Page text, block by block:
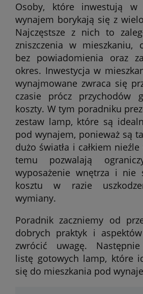
Osoby, które inwestują w
wynajem borykają się z
Najczęstsze z nich to
zniszczenia w mieszkaniu,
bez powiadomienia oraz
okres. Inwestycja w
wynajmowane zwraca się
czasie prócz przychodów
koszty. W tym poradniku
zestaw lamp, które są
pod wynajem, ponieważ są
dużo światła i całkiem
temu pozwalają
wyposażenie wnętrza i nie
kosztu w razie
wymiany.
Poradnik zaczniemy od
dobrych praktyk i
zwrócić uwagę. Następnie
listę gotowych lamp, które
się do mieszkania pod